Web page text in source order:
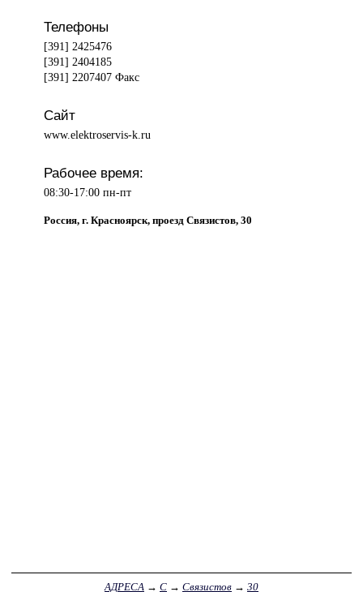
Телефоны
[391] 2425476
[391] 2404185
[391] 2207407 Факс
Сайт
www.elektroservis-k.ru
Рабочее время:
08:30-17:00 пн-пт
Россия, г. Красноярск, проезд Связистов, 30
АДРЕСА → С → Связистов → 30